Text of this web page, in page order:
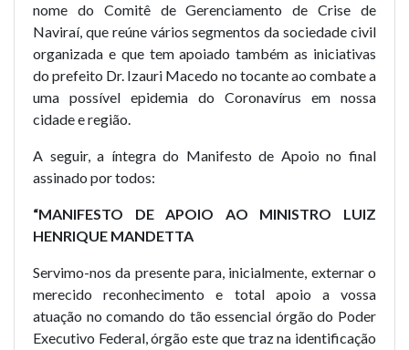
nome do Comitê de Gerenciamento de Crise de
Naviraí, que reúne vários segmentos da sociedade civil
organizada e que tem apoiado também as iniciativas
do prefeito Dr. Izauri Macedo no tocante ao combate a
uma possível epidemia do Coronavírus em nossa
cidade e região.
A seguir, a íntegra do Manifesto de Apoio no final
assinado por todos:
“MANIFESTO DE APOIO AO MINISTRO LUIZ
HENRIQUE MANDETTA
Servimo-nos da presente para, inicialmente, externar o
merecido reconhecimento e total apoio a vossa
atuação no comando do tão essencial órgão do Poder
Executivo Federal, órgão este que traz na identificação